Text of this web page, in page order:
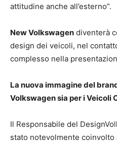
attitudine anche all’esterno”.
New Volkswagen diventerà
design dei veicoli, nel
complesso nella
La nuova immagine del
Volkswagen sia per i Veicoli
Il Responsabile del
stato notevolmente